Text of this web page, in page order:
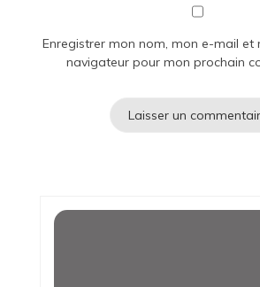
Enregistrer mon nom, mon e-mail et
navigateur pour mon prochain